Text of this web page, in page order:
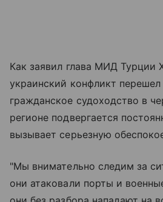
Как заявил глава МИД Турции
украинский конфликт
гражданское судоходство в
регионе подвергается
вызывает серьезную
"Мы внимательно следим за
они атаковали порты и